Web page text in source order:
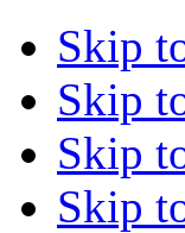
Skip
Skip
Skip
Skip